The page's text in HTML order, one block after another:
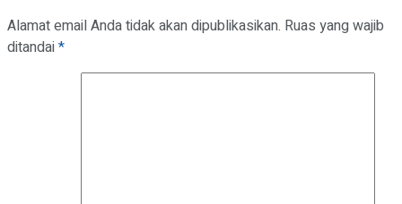
Alamat email Anda tidak akan dipublikasikan. Ruas yang wajib
ditandai*